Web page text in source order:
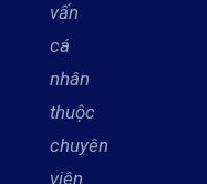
vấn
cá
nhân
thuộc
chuyên
viên